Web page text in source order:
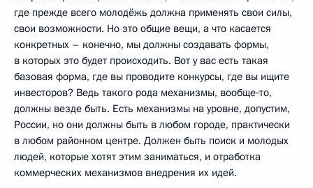
где прежде всего молодёжь должна применять свои силы,
свои возможности. Но это общие вещи, а что касается
конкретных – конечно, мы должны создавать формы,
в которых это будет происходить. Вот у вас есть такая
базовая форма, где вы проводите конкурсы, где вы ищите
инвесторов? Ведь такого рода механизмы, вообще‑то,
должны везде быть. Есть механизмы на уровне, допустим,
России, но они должны быть в любом городе, практически
в любом районном центре. Должен быть поиск и молодых
людей, которые хотят этим заниматься, и отработка
коммерческих механизмов внедрения их идей.